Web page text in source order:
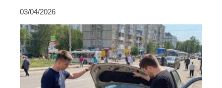
03/04/2026